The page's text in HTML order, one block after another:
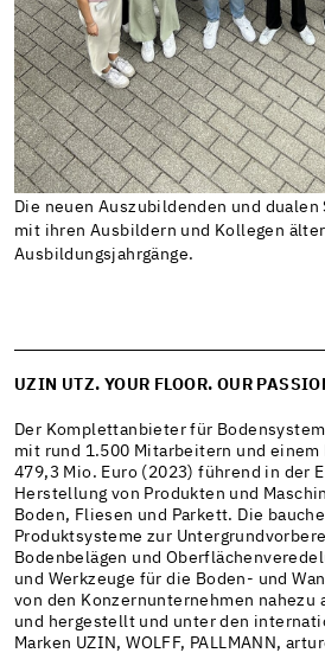
Die neuen Auszubildenden und dualen
mit ihren Ausbildern und Kollegen
Ausbildungsjahrgänge.
UZIN UTZ. YOUR FLOOR. OUR
Der Komplettanbieter für
mit rund 1.500 Mitarbeitern und einem
479,3 Mio. Euro (2023) führend in der
Herstellung von Produkten und
Boden, Fliesen und Parkett. Die
Produktsysteme zur
Bodenbelägen und
und Werkzeuge für die Boden- und
von den Konzernunternehmen
und hergestellt und unter den
Marken UZIN, WOLFF, PALLMANN,